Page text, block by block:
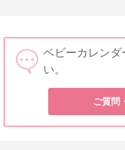
ベビーカレンダ
い。
ご質問